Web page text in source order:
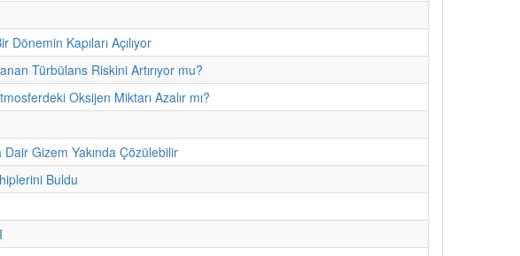
Kapıları Açılıyor
Türbülans Riskini Artırıyor mu?
Oksijen Miktarı Azalır mı?
Gizem Yakında Çözülebilir
Buldu